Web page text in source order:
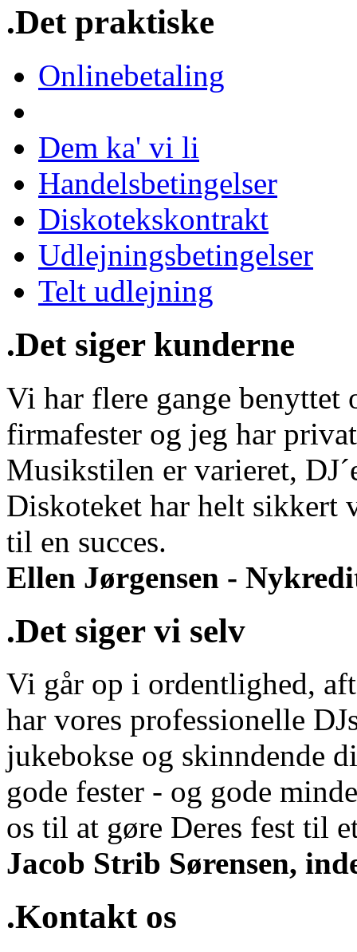
.Det praktiske
Onlinebetaling
Dem ka' vi li
Handelsbetingelser
Diskotekskontrakt
Udlejningsbetingelser
Telt udlejning
.Det siger kunderne
Vi har flere gange benyttet
firmafester og jeg har
Musikstilen er varieret,
Diskoteket har helt sikkert
til en succes.
Ellen Jørgensen -
.Det siger vi selv
Vi går op i ordentlighed,
har vores professionelle
jukebokse og skinndende
gode fester - og gode
os til at gøre Deres fest til
Jacob Strib Sørensen,
.Kontakt os